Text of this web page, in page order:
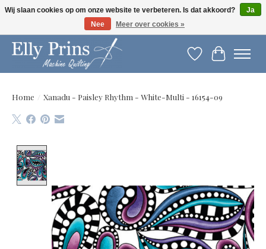
Let op: gewijzigde openingstijden!
Verlanglijst
Home / Xanadu - Paisley Rhythm - White-Multi - 16154-09
Wij slaan cookies op om onze website te verbeteren. Is dat akkoord?
Ja
Nee
Meer over cookies »